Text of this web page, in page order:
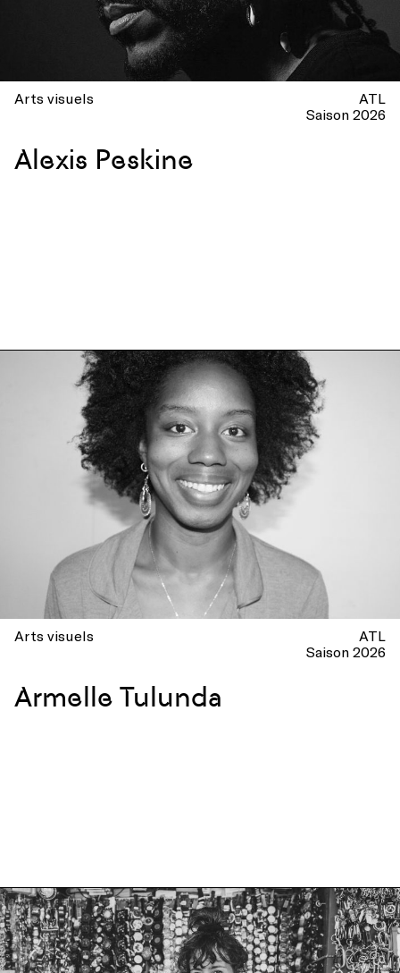
Arts visuels
ATL
Saison 2026
Alexis Peskine
Arts visuels
ATL
Saison 2026
Armelle Tulunda